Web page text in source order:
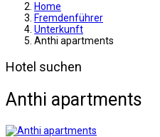
Home
Fremdenführer
Unterkunft
Anthi apartments
Hotel suchen
Anthi apartments